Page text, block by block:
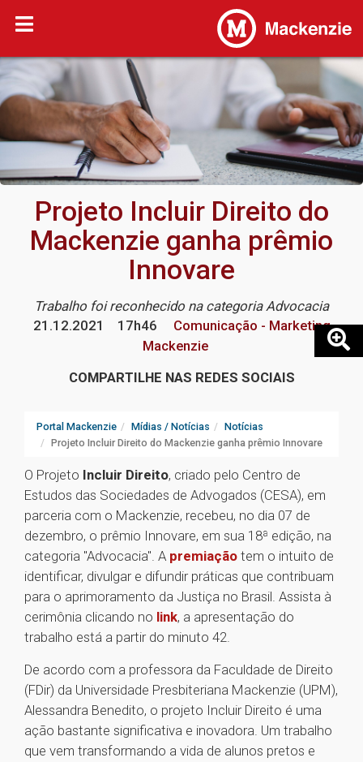
Projeto Incluir Direito do
Mackenzie ganha prêmio
Innovare
Trabalho foi reconhecido na categoria Advocacia
21.12.2021
17h46
Comunicação - Marketing
Mackenzie
COMPARTILHE NAS REDES SOCIAIS
Portal Mackenzie Mídias / Notícias
Notícias
Projeto Incluir Direito do Mackenzie ganha prêmio Innovare
O Projeto Incluir Direito, criado pelo Centro de
Estudos das Sociedades de Advogados (CESA), em
parceria com o Mackenzie, recebeu, no dia 07 de
dezembro, o prêmio Innovare, em sua 18ª edição, na
categoria "Advocacia''. A premiação tem o intuito de
identificar, divulgar e difundir práticas que contribuam
para o aprimoramento da Justiça no Brasil. Assista à
cerimônia clicando no link, a apresentação do
trabalho está a partir do minuto 42.
De acordo com a professora da Faculdade de Direito
(FDir) da Universidade Presbiteriana Mackenzie (UPM),
Alessandra Benedito, o projeto Incluir Direito é uma
ação bastante significativa e inovadora. Um trabalho
que vem transformando a vida de alunos pretos e